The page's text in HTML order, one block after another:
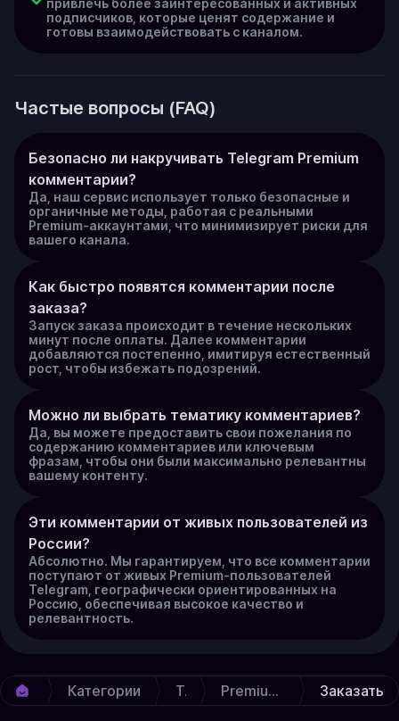
привлечь более заинтересованных и активных
подписчиков, которые ценят содержание и
готовы взаимодействовать с каналом.
Частые вопросы (FAQ)
Безопасно ли накручивать Telegram Premium
комментарии?
Да, наш сервис использует только безопасные и
органичные методы, работая с реальными
Premium-аккаунтами, что минимизирует риски для
вашего канала.
Как быстро появятся комментарии после
заказа?
Запуск заказа происходит в течение нескольких
минут после оплаты. Далее комментарии
добавляются постепенно, имитируя естественный
рост, чтобы избежать подозрений.
Можно ли выбрать тематику комментариев?
Да, вы можете предоставить свои пожелания по
содержанию комментариев или ключевым
фразам, чтобы они были максимально релевантны
вашему контенту.
Эти комментарии от живых пользователей из
России?
Абсолютно. Мы гарантируем, что все комментарии
поступают от живых Premium-пользователей
Telegram, географически ориентированных на
Россию, обеспечивая высокое качество и
релевантность.
Категории Telegram ★ Premium Комментарии [Таргет.] Заказать